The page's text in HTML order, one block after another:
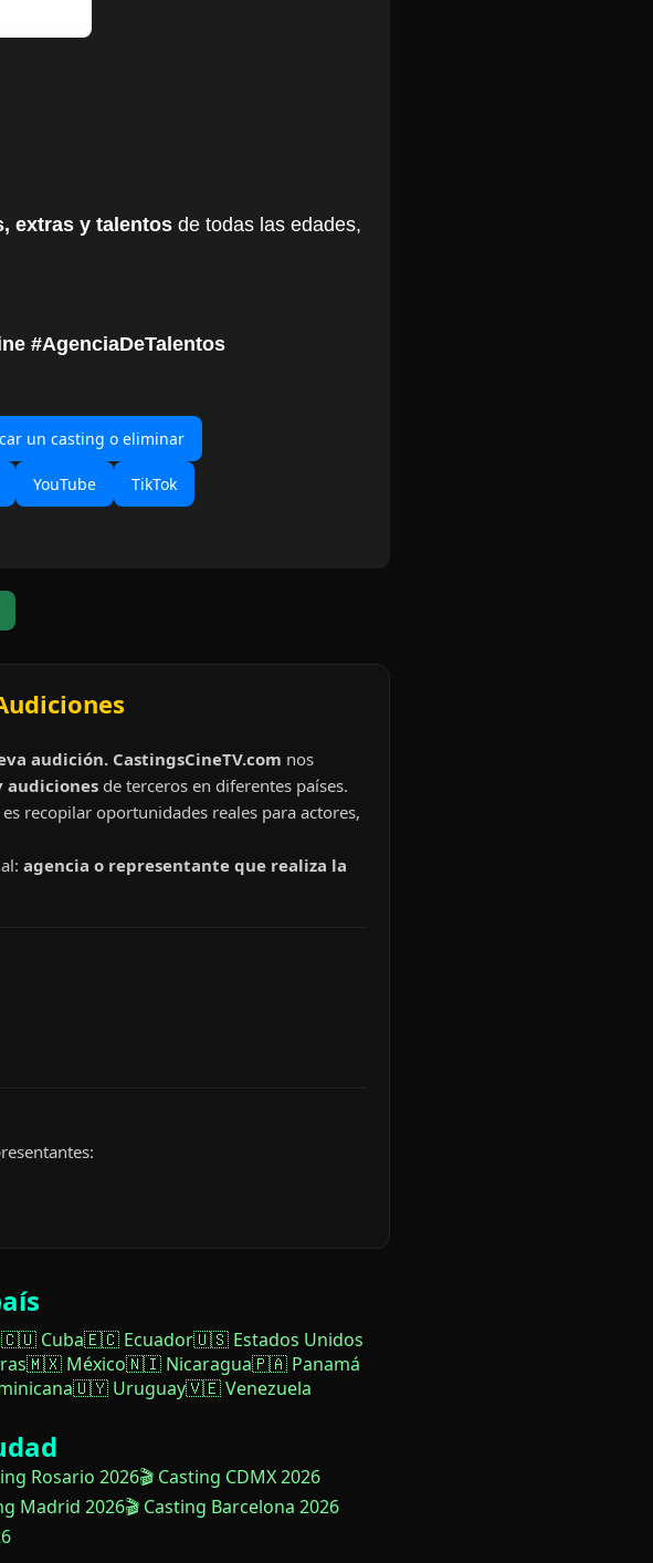
extras y talentos de todas las edades,
#AgenciaDeTalentos
un casting o eliminar
YouTube TikTok
audición. CastingsCineTV.com nos
audiciones de terceros en diferentes países.
recopilar oportunidades reales para actores,
agencia o representante que realiza la
🇨🇺 Cuba🇪🇨 Ecuador🇺🇸 Estados Unidos
🇲🇽 México🇳🇮 Nicaragua🇵🇦 Panamá
🇺🇾 Uruguay🇻🇪 Venezuela
Rosario 2026🎬 Casting CDMX 2026
Madrid 2026🎬 Casting Barcelona 2026